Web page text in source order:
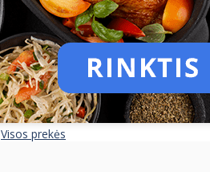
Visos prekės